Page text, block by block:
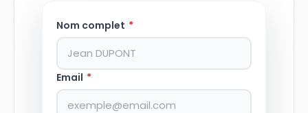
Nom complet *
Email *